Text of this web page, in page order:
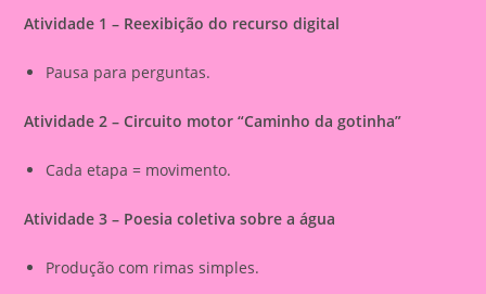
Atividade 1 – Reexibição do recurso digital
Pausa para perguntas.
Atividade 2 – Circuito motor “Caminho da gotinha”
Cada etapa = movimento.
Atividade 3 – Poesia coletiva sobre a água
Produção com rimas simples.